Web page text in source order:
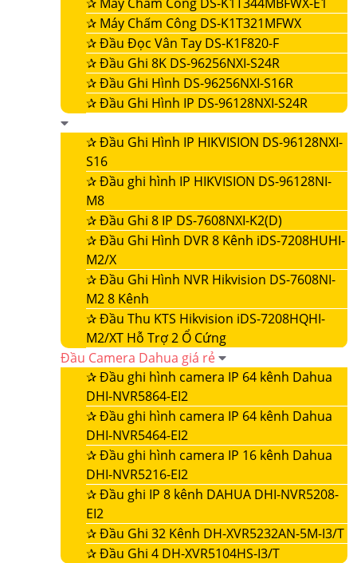
✰ Máy Chấm Công DS-K1T321MFWX
✰Đầu Đọc Vân Tay DS-K1F820-F
✰Đầu Ghi 8K DS-96256NXI-S24R
✰Đầu Ghi Hình DS-96256NXI-S16R
✰Đầu Ghi Hình IP DS-96128NXI-S24R
✰Đầu Ghi Hình IP HIKVISION DS-96128NXI-
S16
✰Đầu ghi hình IP HIKVISION DS-96128NI-
M8
✰Đầu Ghi 8 IP DS-7608NXI-K2(D)
✰Đầu Ghi Hình DVR 8 Kênh iDS-7208HUHI-
M2/X
✰Đầu Ghi Hình NVR Hikvision DS-7608NI-
M2 8 Kênh
✰Đầu Thu KTS Hikvision iDS-7208HQHI-
M2/XT Hỗ Trợ 2 Ổ Cứng
Đầu Camera Dahua giá rẻ
✰Đầu ghi hình camera IP 64 kênh Dahua
DHI-NVR5864-EI2
✰Đầu ghi hình camera IP 64 kênh Dahua
DHI-NVR5464-EI2
✰Đầu ghi hình camera IP 16 kênh Dahua
DHI-NVR5216-EI2
✰Đầu ghi IP 8 kênh DAHUA DHI-NVR5208-
EI2
✰Đầu Ghi 32 Kênh DH-XVR5232AN-5M-I3/T
✰Đầu Ghi 4 DH-XVR5104HS-I3/T